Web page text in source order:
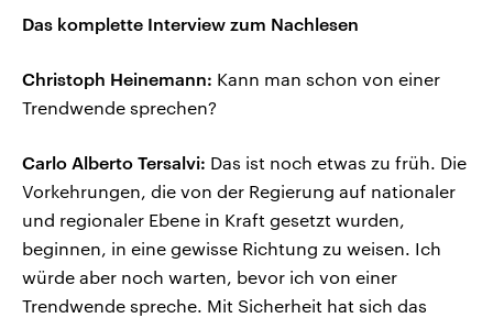
Das komplette Interview zum Nachlesen
Christoph Heinemann: Kann man schon von einer
Trendwende sprechen?
Carlo Alberto Tersalvi: Das ist noch etwas zu früh. Die
Vorkehrungen, die von der Regierung auf nationaler
und regionaler Ebene in Kraft gesetzt wurden,
beginnen, in eine gewisse Richtung zu weisen. Ich
würde aber noch warten, bevor ich von einer
Trendwende spreche. Mit Sicherheit hat sich das